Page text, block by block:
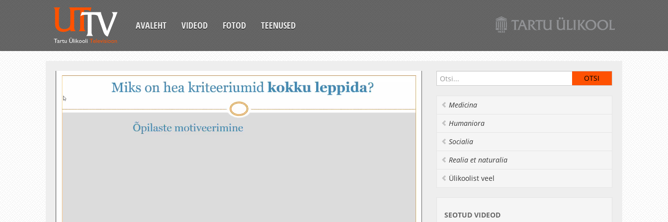
AVALEHT VIDEOD FOTOD TEENUSED
Medicina
Humaniora
Socialia
Realia et naturalia
Ülikoolist veel
SEOTUD VIDEOD